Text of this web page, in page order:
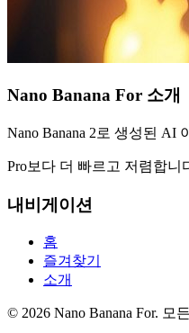
Nano Banana For 소개
Nano Banana 2로 생성된 AI
Pro보다 더 빠르고 저렴합
내비게이션
홈
즐겨찾기
소개
© 2026 Nano Banana For. 모